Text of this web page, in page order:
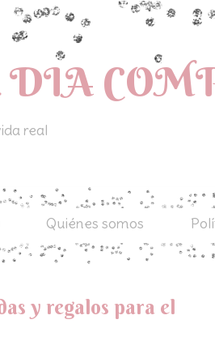
DIA
real
Quiénes somos
y regalos para el